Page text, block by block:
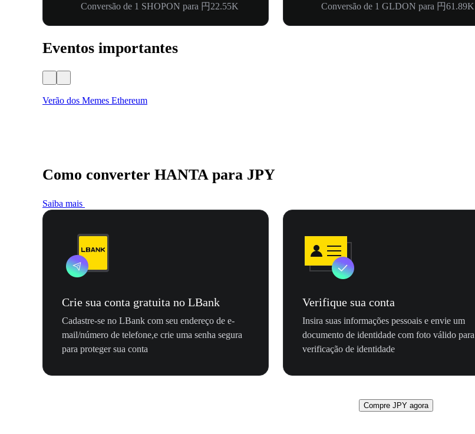
Conversão de 1 SHOPON para 円22.55K Conversão de 1 GLDON para 円61.89K
Eventos importantes
Verão dos Memes Ethereum
Como converter HANTA para JPY
Saiba mais
Crie sua conta gratuita no LBank
Cadastre-se no LBank com seu endereço de e-
mail/número de telefone,e crie uma senha segura
para proteger sua conta
Verifique sua conta
Insira suas informações pessoais e envie um
documento de identidade com foto válido para
verificação de identidade
Compre JPY agora